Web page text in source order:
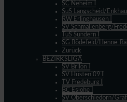
SC Neheim I
SuS Langscheid/
RW Erlinghausen I
SV Schmallenberg/
TuS Sundern I
SG Bödefeld/Henne-
Zurück
BEZIRKSLIGA
SV Brilon I
SV Hüsten 09 I
TV Fredeburg I
BC Eslohe I
SV Oberschledorn/